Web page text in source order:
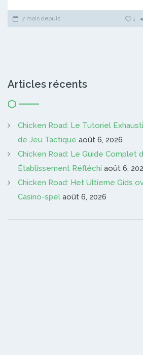
7 mois depuis 1
Articles récents
Chicken Road: Le Tutoriel
de Jeu Tactique août 6, 2026
Chicken Road: Le Guide Complet
Établissement Réfléchi août 6,
Chicken Road: Het Ultieme Gids
Casino-spel août 6, 2026